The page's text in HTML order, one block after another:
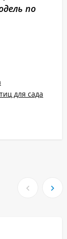
по
для сада